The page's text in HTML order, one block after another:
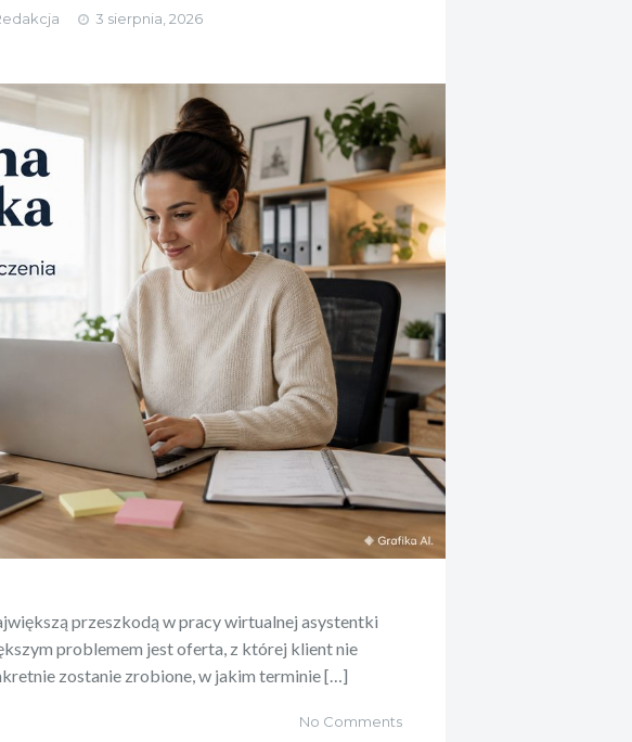
3 sierpnia, 2026
przeszkodą w pracy wirtualnej asystentki
problemem jest oferta, z której klient nie
zostanie zrobione, w jakim terminie […]
No Comments